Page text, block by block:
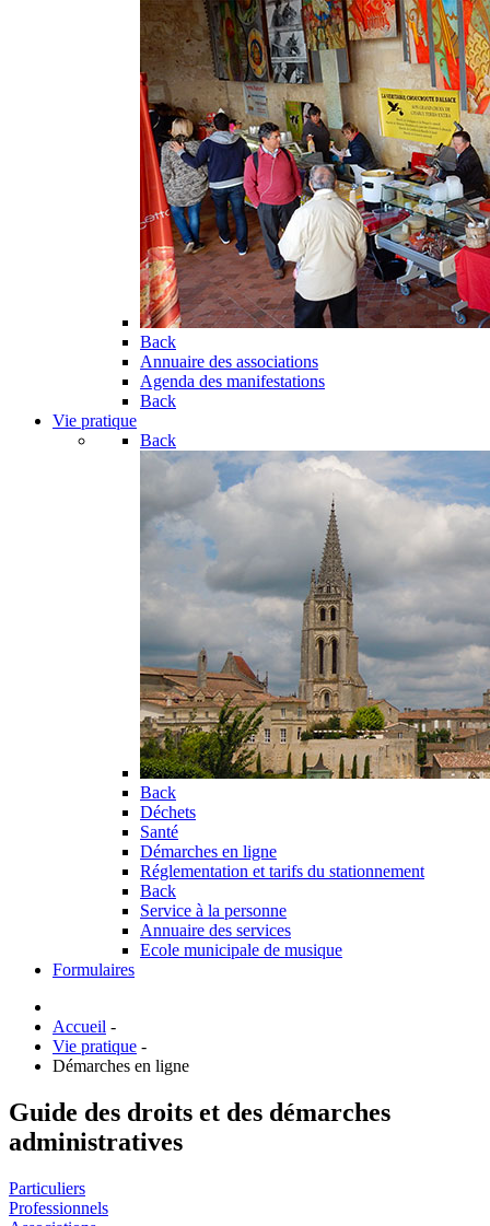
Back
Annuaire des associations
Agenda des manifestations
Back
Vie pratique
Back
Back
Déchets
Santé
Démarches en ligne
Réglementation et tarifs du stationnement
Back
Service à la personne
Annuaire des services
Ecole municipale de musique
Formulaires
Accueil -
Vie pratique -
Démarches en ligne
Guide des droits et des démarches
administratives
Particuliers
Professionnels